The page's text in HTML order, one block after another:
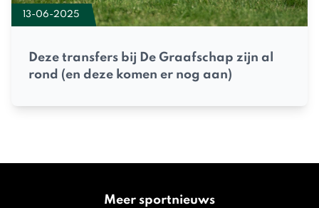
13-06-2025
Deze transfers bij De Graafschap zijn al
rond (en deze komen er nog aan)
Meer sportnieuws